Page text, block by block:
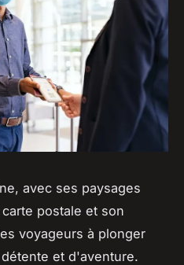
avec ses paysages
postale et son
voyageurs à plonger
et d'aventure.